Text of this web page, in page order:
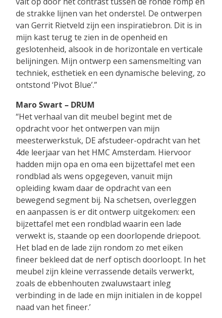
de strakke lijnen van het onderstel. De ontwerpen
van Gerrit Rietveld zijn een inspiratiebron. Dit is in
mijn kast terug te zien in de openheid en
geslotenheid, alsook in de horizontale en verticale
belijningen. Mijn ontwerp een samensmelting van
techniek, esthetiek en een dynamische beleving, zo
ontstond ‘Pivot Blue’.”
Maro Swart – DRUM
“Het verhaal van dit meubel begint met de
opdracht voor het ontwerpen van mijn
meesterwerkstuk, DE afstudeer-opdracht van het
4de leerjaar van het HMC Amsterdam. Hiervoor
hadden mijn opa en oma een bijzettafel met een
rondblad als wens opgegeven, vanuit mijn
opleiding kwam daar de opdracht van een
bewegend segment bij. Na schetsen, overleggen
en aanpassen is er dit ontwerp uitgekomen: een
bijzettafel met een rondblad waarin een lade
verwekt is, staande op een doorlopende driepoot.
Het blad en de lade zijn rondom zo met eiken
fineer bekleed dat de nerf optisch doorloopt. In het
meubel zijn kleine verrassende details verwerkt,
zoals de ebbenhouten zwaluwstaart inleg
verbinding in de lade en mijn initialen in de koppel
naad van het fineer.’